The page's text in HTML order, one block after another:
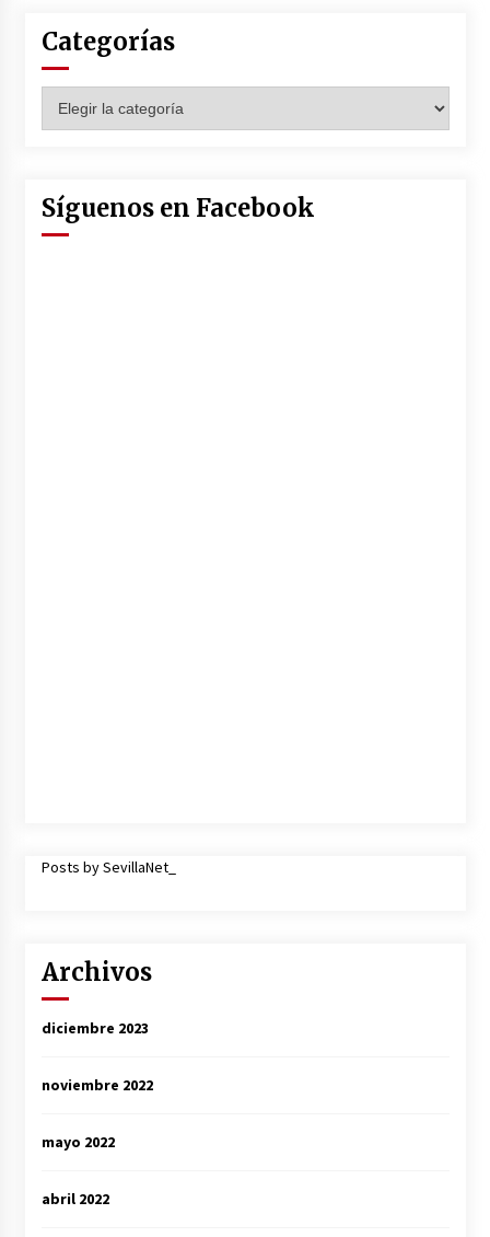
Categorías
Síguenos en Facebook
Posts by SevillaNet_
Archivos
diciembre 2023
noviembre 2022
mayo 2022
abril 2022